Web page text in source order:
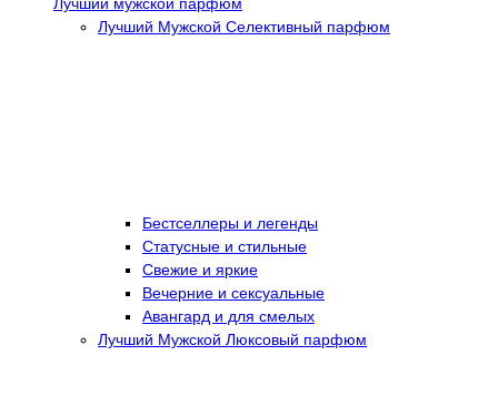
Лучший Мужской Селективный парфюм
Бестселлеры и легенды
Статусные и стильные
Свежие и яркие
Вечерние и сексуальные
Авангард и для смелых
Лучший Мужской Люксовый парфюм